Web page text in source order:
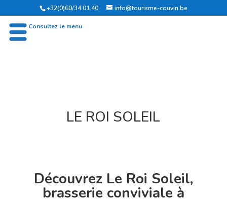
+32(0)60/34.01.40 info@tourisme-couvin.be
LE ROI SOLEIL
Découvrez Le Roi Soleil,
brasserie conviviale à
Consultez le menu
OFFICE DU TOURISME DE COUVIN